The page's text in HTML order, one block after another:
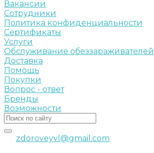
Вакансии
Сотрудники
Политика конфиденциальности
Сертификаты
Услуги
Обслуживание обеззараживателей
Доставка
Помощь
Покупки
Вопрос - ответ
Бренды
Возможности
zdoroveyvl@gmail.com